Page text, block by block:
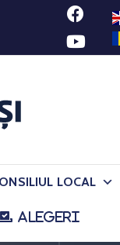
LOCAL
ALEGERI